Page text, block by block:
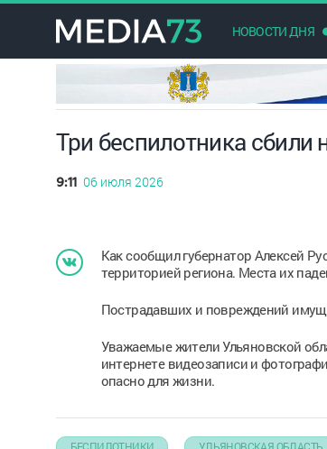
НОВОСТИ ДНЯ
Три беспилотника сбили
9:11 06 июля 2026
Как сообщил губернатор Алексей
территорией региона. Места их
Пострадавших и повреждений
Уважаемые жители Ульяновской
интернете видеозаписи и
опасно для жизни.